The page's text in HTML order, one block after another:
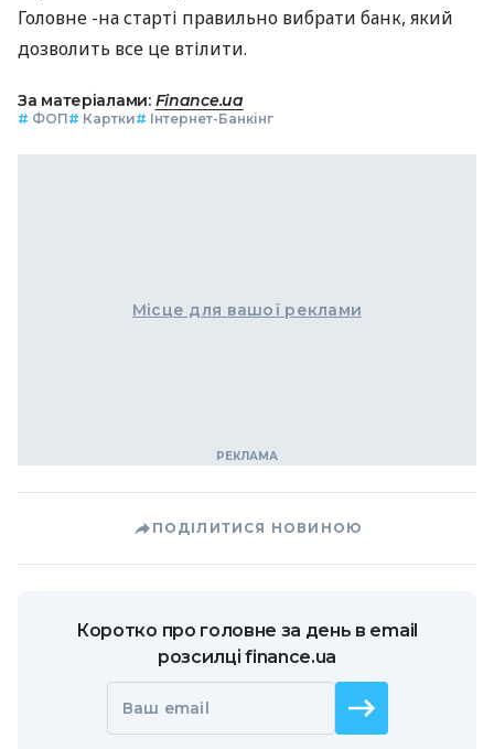
Головне -на старті правильно вибрати банк, який
дозволить все це втілити.
За матеріалами: Finance.ua
# ФОП# Картки# Інтернет-Банкінг
Місце для вашої реклами
ПОДІЛИТИСЯ НОВИНОЮ
Коротко про головне за день в email
розсилці finance.ua
Ваш email